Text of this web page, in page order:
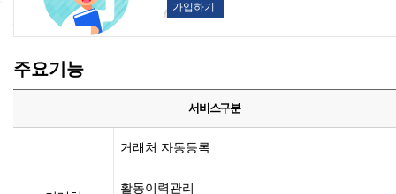
가입하기
주요기능
서비스구분
거래처 자동등록
활동이력관리